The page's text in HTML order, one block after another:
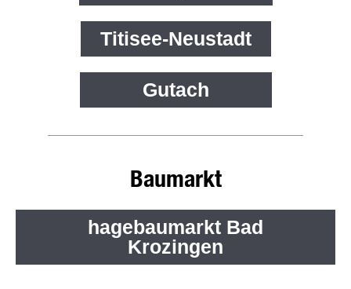
Titisee-Neustadt
Titisee-Neustadt
Gutach
Gutach
Baumarkt
hagebaumarkt Bad
Krozingen
hagebaumarkt